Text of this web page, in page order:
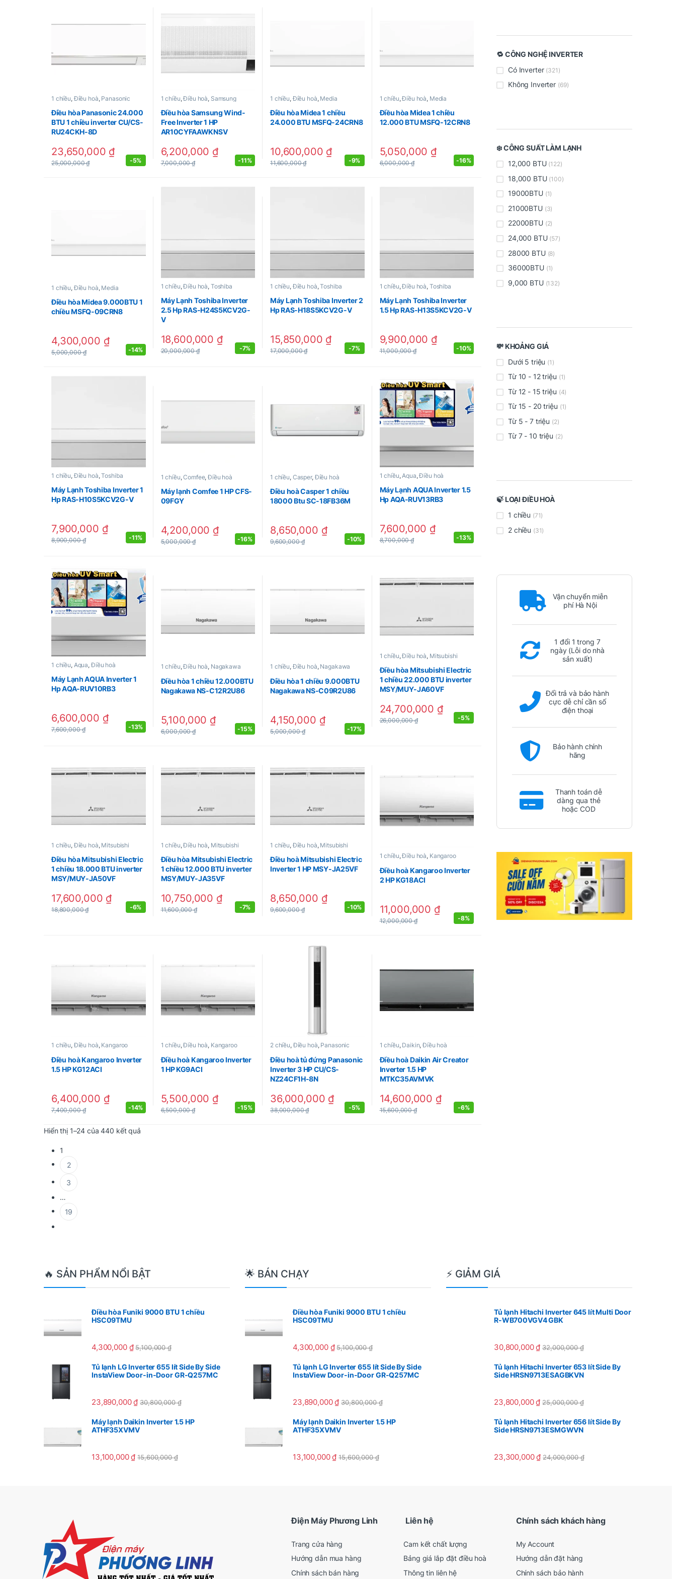
1 chiều,Điều hoà, Panasonic
Điều hòa Panasonic 24.000
BTU 1 chiều inverter CU/CS-
RU24CKH-8D
23,650,000 ₫
25,000,000₫ -5%
1 chiều,Điều hoà, Samsung
Điều hòa Samsung Wind-
Free Inverter 1 HP
AR10CYFAAWKNSV
6,200,000 ₫
7,000,000₫ -11%
1 chiều,Điều hoà, Media
Điều hòa Midea 1 chiều
24.000 BTU MSFQ-24CRN8
10,600,000 ₫
11,600,000₫ -9%
1 chiều,Điều hoà, Media
Điều hòa Midea 1 chiều
12.000 BTU MSFQ-12CRN8
5,050,000 ₫
6,000,000₫ -16%
1 chiều,Điều hoà, Media
Điều hòa Midea 9.000BTU 1
chiều MSFQ-09CRN8
4,300,000 ₫
5,000,000₫ -14%
1 chiều,Điều hoà, Toshiba
Máy Lạnh Toshiba Inverter
2.5 Hp RAS-H24S5KCV2G-
V
18,600,000 ₫
20,000,000₫ -7%
1 chiều,Điều hoà,Toshiba
Máy Lạnh Toshiba Inverter 2
Hp RAS-H18S5KCV2G-V
15,850,000 ₫
17,000,000₫ -7%
1 chiều,Điều hoà, Toshiba
Máy Lạnh Toshiba Inverter
1.5 Hp RAS-H13S5KCV2G-V
9,900,000 ₫
11,000,000₫ -10%
1 chiều,Điều hoà,Toshiba
Máy Lạnh Toshiba Inverter 1
Hp RAS-H10S5KCV2G-V
7,900,000 ₫
8,900,000₫ -11%
1 chiều,Comfee,Điều hoà
Máy lạnh Comfee 1 HP CFS-
09FGY
4,200,000 ₫
5,000,000₫ -16%
1 chiều, Casper,Điều hoà
Điều hoà Casper 1 chiều
18000 Btu SC-18FB36M
8,650,000 ₫
9,600,000₫ -10%
1 chiều, Aqua,Điều hoà
Máy Lạnh AQUA Inverter 1.5
Hp AQA-RUV13RB3
7,600,000 ₫
8,700,000₫ -13%
1 chiều, Aqua,Điều hoà
Máy Lạnh AQUA Inverter 1
Hp AQA-RUV10RB3
6,600,000 ₫
7,600,000₫ -13%
1 chiều,Điều hoà, Nagakawa
Điều hòa 1 chiều 12.000BTU
Nagakawa NS-C12R2U86
5,100,000 ₫
6,000,000₫ -15%
1 chiều,Điều hoà, Nagakawa
Điều hòa 1 chiều 9.000BTU
Nagakawa NS-C09R2U86
4,150,000 ₫
5,000,000₫ -17%
1 chiều,Điều hoà, Mitsubishi
Điều hòa Mitsubishi Electric
1 chiều 22.000 BTU inverter
MSY/MUY-JA60VF
24,700,000 ₫
26,000,000₫ -5%
1 chiều,Điều hoà, Mitsubishi
Điều hòa Mitsubishi Electric
1 chiều 18.000 BTU inverter
MSY/MUY-JA50VF
17,600,000 ₫
18,800,000₫ -6%
1 chiều,Điều hoà, Mitsubishi
Điều hòa Mitsubishi Electric
1 chiều 12.000 BTU inverter
MSY/MUY-JA35VF
10,750,000 ₫
11,600,000₫ -7%
1 chiều,Điều hoà, Mitsubishi
Điều hoà Mitsubishi Electric
Inverter 1 HP MSY-JA25VF
8,650,000 ₫
9,600,000₫ -10%
1 chiều,Điều hoà, Kangaroo
Điều hoà Kangaroo Inverter
2 HP KG18ACI
11,000,000 ₫
12,000,000₫ -8%
1 chiều,Điều hoà, Kangaroo
Điều hoà Kangaroo Inverter
1.5 HP KG12ACI
6,400,000 ₫
7,400,000₫ -14%
1 chiều,Điều hoà, Kangaroo
Điều hoà Kangaroo Inverter
1 HP KG9ACI
5,500,000 ₫
6,500,000₫ -15%
2 chiều,Điều hoà, Panasonic
Điều hoà tủ đứng Panasonic
Inverter 3 HP CU/CS-
NZ24CF1H-8N
36,000,000 ₫
38,000,000₫ -5%
1 chiều, Daikin,Điều hoà
Điều hoà Daikin Air Creator
Inverter 1.5 HP
MTKC35AVMVK
14,600,000 ₫
15,600,000₫ -6%
Hiển thị 1–24 của 440 kết quảĐược sắp xếp theo mới nhất
1
2
3
…
19
🔁 CÔNG NGHỆ INVERTER
Có Inverter (321)
Không Inverter (69)
❄️ CÔNG SUẤT LÀM LẠNH
12,000 BTU (122)
18,000 BTU (100)
19000BTU (1)
21000BTU (3)
22000BTU (2)
24,000 BTU (57)
28000 BTU (8)
36000BTU (1)
9,000 BTU (132)
💸 KHOẢNG GIÁ
Dưới 5 triệu (1)
Từ 10 - 12 triệu (1)
Từ 12 - 15 triệu (4)
Từ 15 - 20 triệu (1)
Từ 5 - 7 triệu (2)
Từ 7 - 10 triệu (2)
🍃 LOẠI ĐIỀU HOÀ
1 chiều (71)
2 chiều (31)
Vận chuyển miễn
phí Hà Nội
1 đổi 1 trong 7
ngày (Lỗi do nhà
sản xuất)
Đổi trả và bảo hành
cực dễ chỉ cần số
điện thoại
Bảo hành chính
hãng
Thanh toán dễ
dàng qua thẻ
hoặc COD
Brands Carousel
🔥 SẢN PHẨM NỔI BẬT
Điều hòa Funiki 9000 BTU 1 chiều
HSC09TMU
4,300,000 ₫ 5,100,000₫
Tủ lạnh LG Inverter 655 lít Side By Side
InstaView Door-in-Door GR-Q257MC
23,890,000₫ 30,800,000₫
Máy lạnh Daikin Inverter 1.5 HP
ATHF35XVMV
13,100,000₫ 15,600,000₫
🌟 BÁN CHẠY
Điều hòa Funiki 9000 BTU 1 chiều
HSC09TMU
4,300,000 ₫ 5,100,000₫
Tủ lạnh LG Inverter 655 lít Side By Side
InstaView Door-in-Door GR-Q257MC
23,890,000₫ 30,800,000₫
Máy lạnh Daikin Inverter 1.5 HP
ATHF35XVMV
13,100,000₫ 15,600,000₫
⚡ GIẢM GIÁ
Tủ lạnh Hitachi Inverter 645 lít Multi Door
R-WB700VGV4 GBK
30,800,000₫ 32,000,000₫
Tủ lạnh Hitachi Inverter 653 lít Side By
Side HRSN9713ESAGBKVN
23,800,000₫ 25,000,000₫
Tủ lạnh Hitachi Inverter 656 lít Side By
Side HRSN9713ESMGWVN
23,300,000₫ 24,000,000₫
Điện Máy Phương Linh
Trang cửa hàng
Hướng dẫn mua hàng
Chính sách bán hàng
Liên hệ
Cam kết chất lượng
Bảng giá lắp đặt điều hoà
Thông tin liên hệ
Chính sách khách hàng
My Account
Hướng dẫn đặt hàng
Chính sách bảo hành